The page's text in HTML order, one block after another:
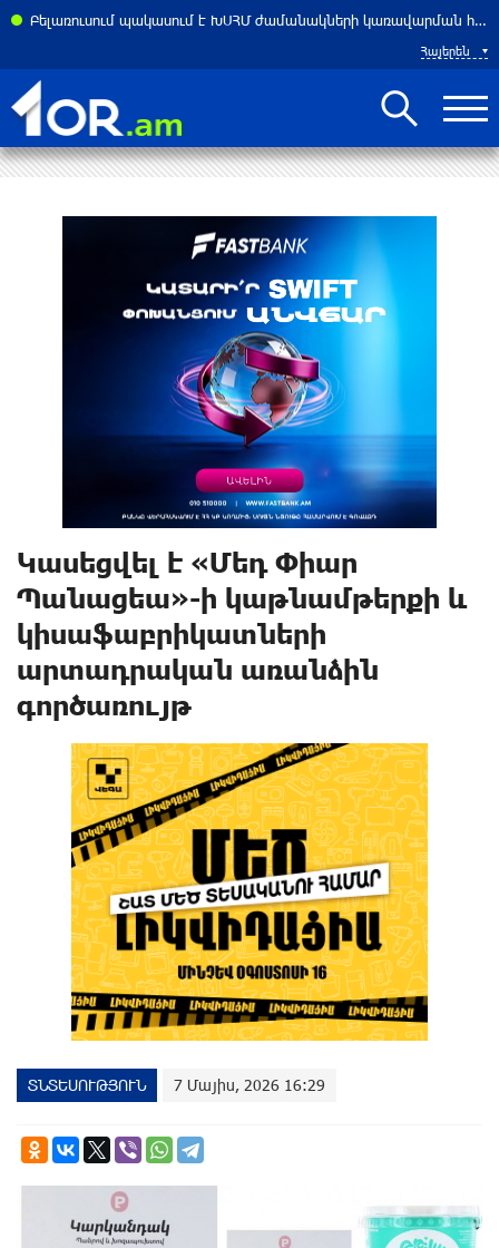
Բելառուսում պակասում է ԽՍՀՄ ժամանակների կառավարման համակարգը․ Լուկաշենկո
Հայերեն
Կասեցվել է «Մեդ Փիար
Պանացեա»-ի կաթնամթերքի և
կիսաֆաբրիկատների
արտադրական առանձին
գործառույթ
ՏՆՏԵՍՈՒԹՅՈՒՆ 7 Մայիս, 2026 16:29